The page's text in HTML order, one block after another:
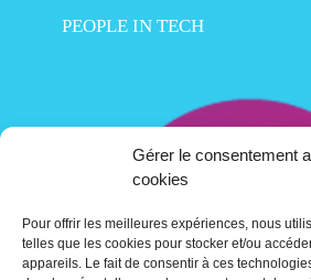
Gérer le consentement
cookies
Pour offrir les meilleures expériences, nous
telles que les cookies pour stocker et/ou
appareils. Le fait de consentir à ces
PEOPLE IN TECH